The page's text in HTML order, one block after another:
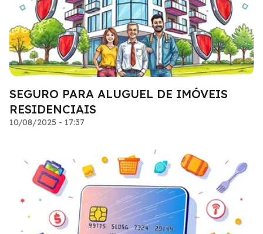
SEGURO PARA ALUGUEL DE IMÓVEIS
RESIDENCIAIS
10/08/2025 - 17:37